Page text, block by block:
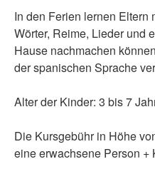
In den Ferien lernen Eltern
Wörter, Reime, Lieder und
Hause nachmachen
der spanischen Sprache
Alter der Kinder: 3 bis 7
Die Kursgebühr in Höhe
eine erwachsene Person +